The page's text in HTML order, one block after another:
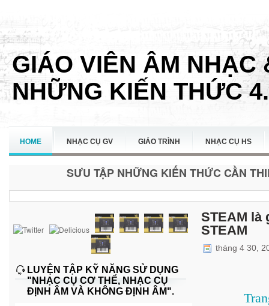
GIÁO VIÊN ÂM NHẠC
NHỮNG KIẾN THỨC
HOME NHẠC CỤ GV GIÁO TRÌNH NHẠC CỤ HS
SƯU TẬP NHỮNG KIẾN THỨC CẦN
LUYỆN TẬP KỸ NĂNG SỬ DỤNG
"NHẠC CỤ CƠ THỂ, NHẠC CỤ
ĐỊNH ÂM VÀ KHÔNG ĐỊNH ÂM".
STEAM là
STEAM
tháng 4 30,